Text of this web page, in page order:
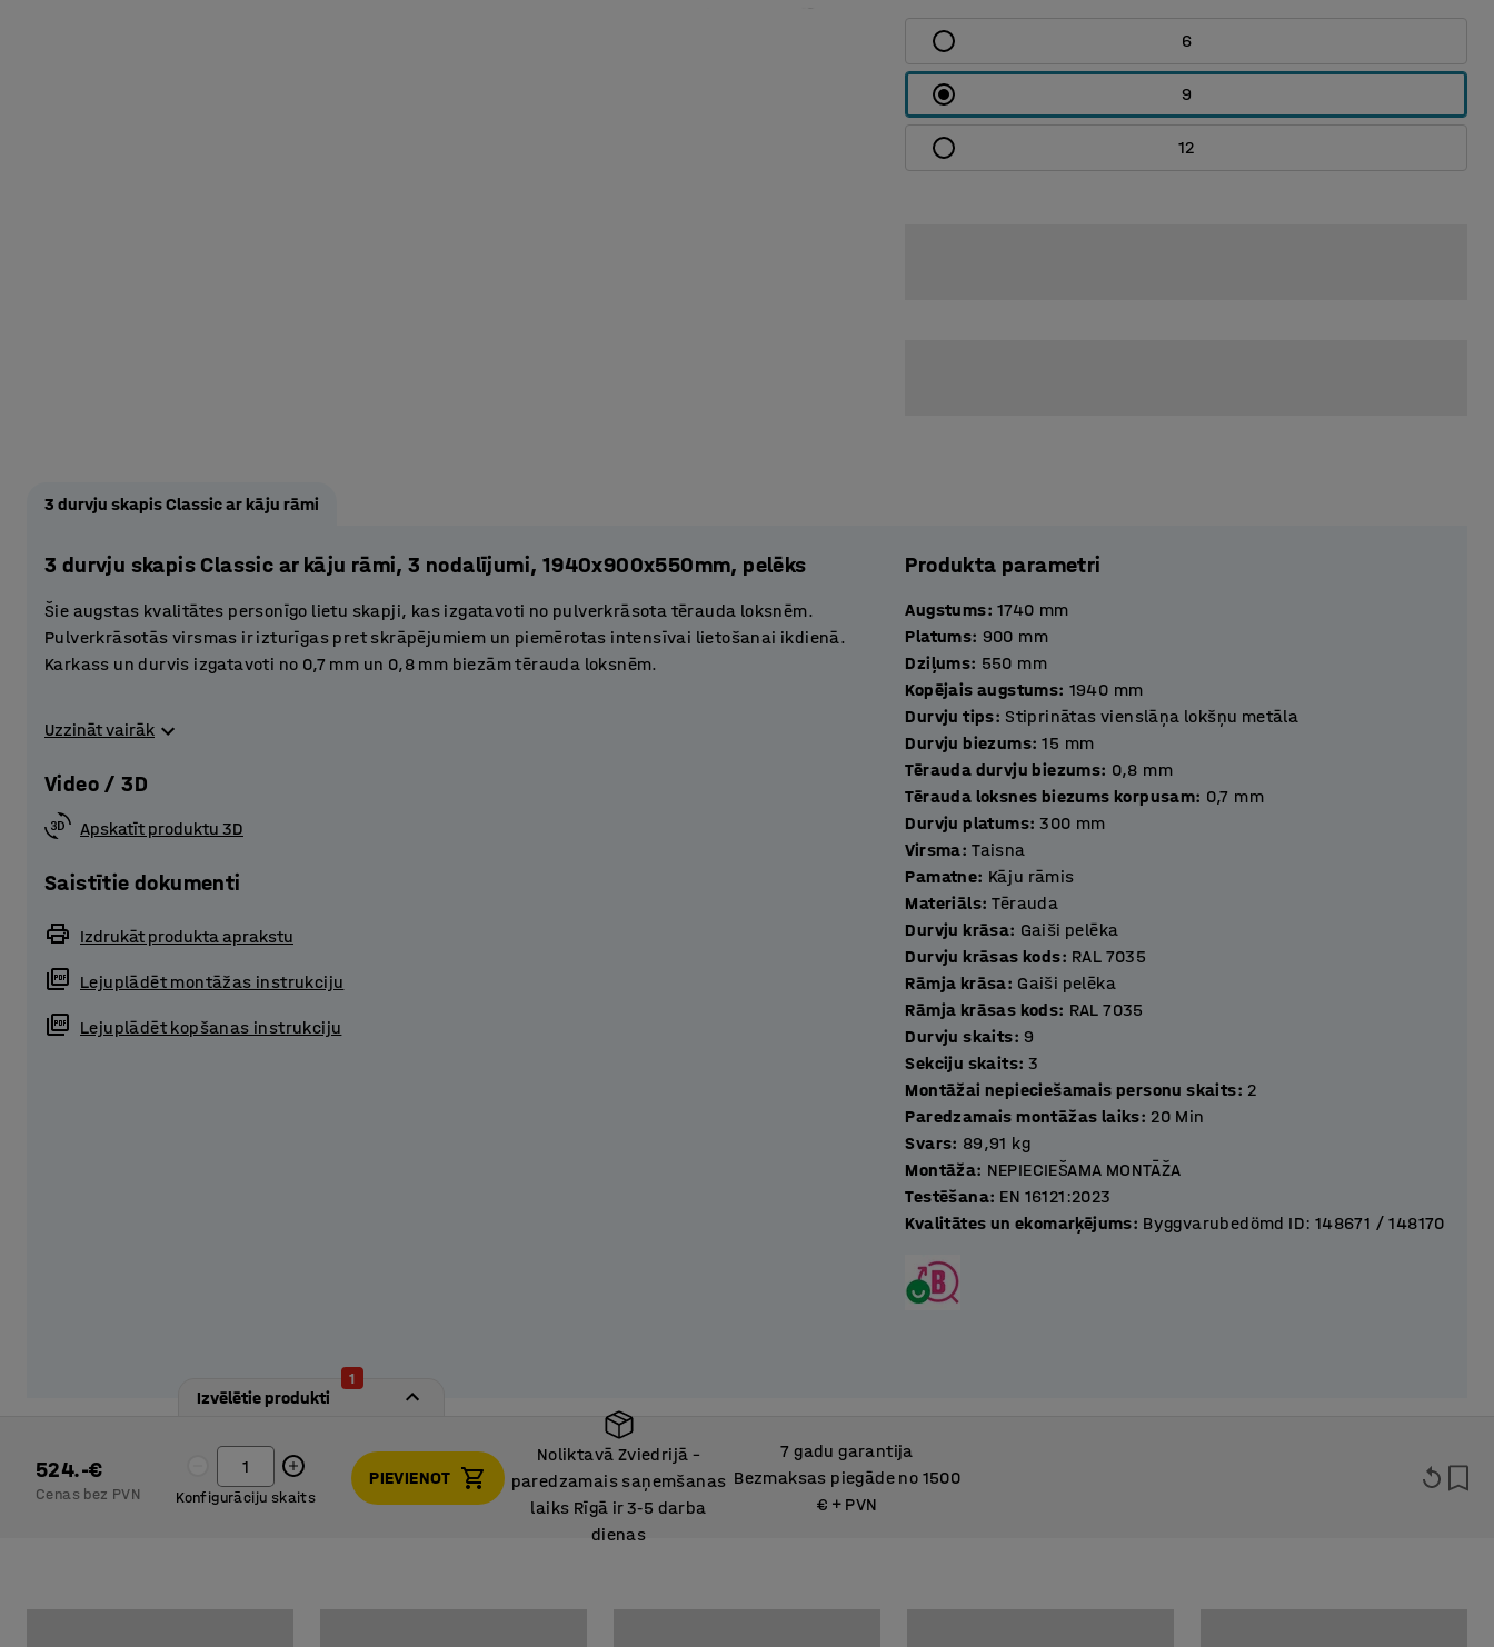
6
9
12
3 durvju skapis Classic ar kāju rāmi
3 durvju skapis Classic ar kāju rāmi, 3 nodalījumi, 1940x900x550mm, pelēks
Šie augstas kvalitātes personīgo lietu skapji, kas izgatavoti no pulverkrāsota tērauda loksnēm.
Pulverkrāsotās virsmas ir izturīgas pret skrāpējumiem un piemērotas intensīvai lietošanai ikdienā.
Karkass un durvis izgatavoti no 0,7 mm un 0,8 mm biezām tērauda loksnēm.
Durvis ir pastiprinātas un aprīkotas ar gumijas trokšņu slāpētājiem, tāpēc tās aizveramas pavisam
klusi. Karkasa augšējā un apakšējā daļā ierīkotās atveres uzlabo ventilāciju un novērš mitruma
uzkrāšanos.
Skapji teicami kalpo par personīgo mantu glabātuvēm darbavietās, sporta zālēs, skolās, izstāžu
ar regulējamām kājām. Ja skapis aprīkots ar kājām, var ērti uzkopt zem tā esošo grīdas segumu.
Aicinām izvēlēties dažādus piederumus un apvienot vairākus skapjus, veidojot savām vajadzībām
atbilstošu risinājumu! Metāla skapju aprīkojumā neietilpst slēdzene, tādēļ Jums ir iespēja izvēlēties
Uzzināt vairāk
Video / 3D
Apskatīt produktu 3D
Saistītie dokumenti
Izdrukāt produkta aprakstu
Lejuplādēt montāžas instrukciju
Lejuplādēt kopšanas instrukciju
Produkta parametri
Augstums: 1740 mm
Platums: 900 mm
Dziļums: 550 mm
Kopējais augstums: 1940 mm
Durvju tips: Stiprinātas vienslāņa lokšņu metāla
Durvju biezums: 15 mm
Tērauda durvju biezums: 0,8 mm
Tērauda loksnes biezums korpusam: 0,7 mm
Durvju platums: 300 mm
Virsma: Taisna
Pamatne: Kāju rāmis
Materiāls: Tērauda
Durvju krāsa: Gaiši pelēka
Durvju krāsas kods: RAL 7035
Rāmja krāsa: Gaiši pelēka
Rāmja krāsas kods: RAL 7035
Durvju skaits: 9
Sekciju skaits: 3
Montāžai nepieciešamais personu skaits: 2
Paredzamais montāžas laiks: 20 Min
Svars: 89,91 kg
Montāža: NEPIECIEŠAMA MONTĀŽA
Testēšana: EN 16121:2023
Kvalitātes un ekomarķējums: Byggvarubedömd ID: 148671 / 148170
Izvēlētie produkti
1
524.-€
Cenas bez PVN Konfigurāciju skaits
PIEVIENOT
Noliktavā Zviedrijā –
paredzamais saņemšanas
laiks Rīgā ir 3‑5 darba
dienas
7 gadu garantija
Bezmaksas piegāde no 1500
€ + PVN